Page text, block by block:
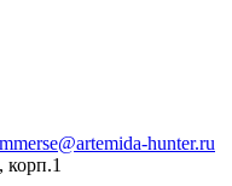
hunter.ru
корп.1